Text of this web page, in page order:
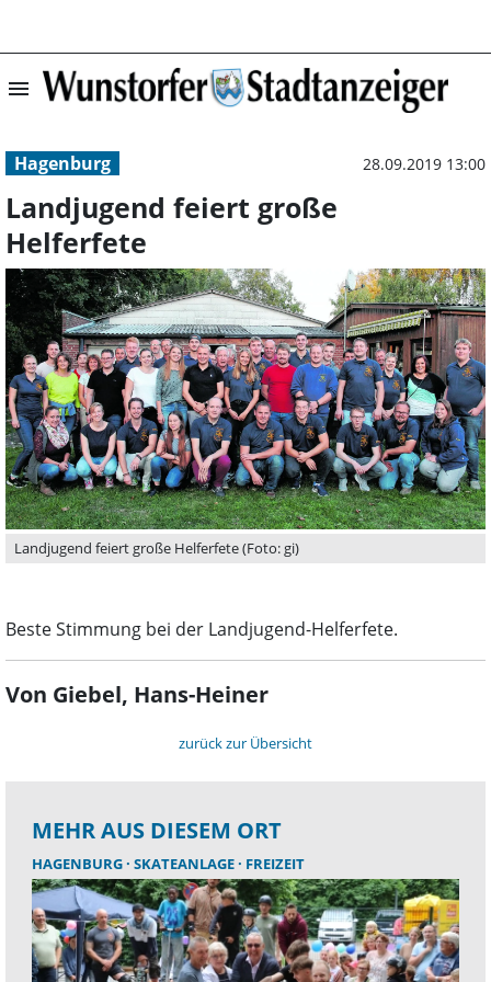
menu Landjugend
Hagenburg 28.09.2019 13:00
Landjugend feiert große
Helferfete
Landjugend feiert große Helferfete (Foto: gi)
Beste Stimmung bei der Landjugend-Helferfete.
Von Giebel, Hans-Heiner
zurück zur Übersicht
MEHR AUS DIESEM ORT
HAGENBURG SKATEANLAGE FREIZEIT